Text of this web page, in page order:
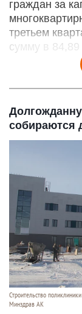
граждан за
третьем
сумму в
собираются
Строительство
Минздрав АК